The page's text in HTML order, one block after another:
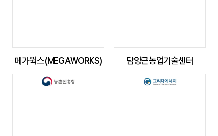
메가웍스(MEGAWORKS) 담양군농업기술센터